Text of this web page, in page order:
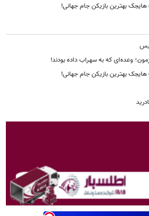
هایجک بهترین بازیکن جام جهانی!
وعده‌ای که به سهراب داده بودند!
هایجک بهترین بازیکن جام جهانی!